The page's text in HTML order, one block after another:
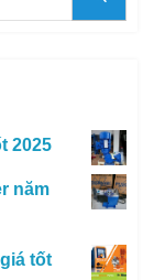
2025
năm
tốt